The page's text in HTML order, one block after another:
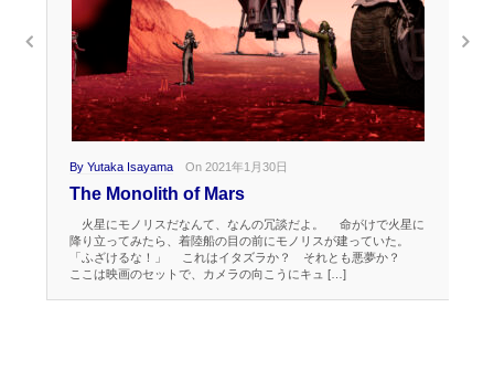
By Yutaka Isayama On 2021年1月30日
The Monolith of Mars
火星にモノリスだなんて、なんの冗談だよ。 命がけで火星に
降り立ってみたら、着陸船の目の前にモノリスが建っていた。
「ふざけるな！」 これはイタズラか？ それとも悪夢か？
ここは映画のセットで、カメラの向こうにキュ […]